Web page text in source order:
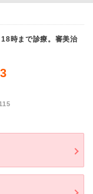
時まで診療。審美治